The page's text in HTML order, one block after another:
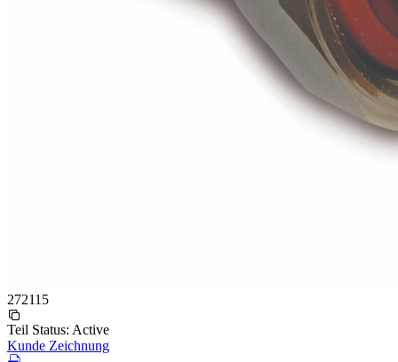
272115
Teil Status: Active
Kunde Zeichnung